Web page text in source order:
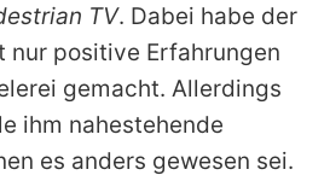
TV. Dabei habe der
nur positive Erfahrungen
gemacht. Allerdings
ihm nahestehende
es anders gewesen sei.